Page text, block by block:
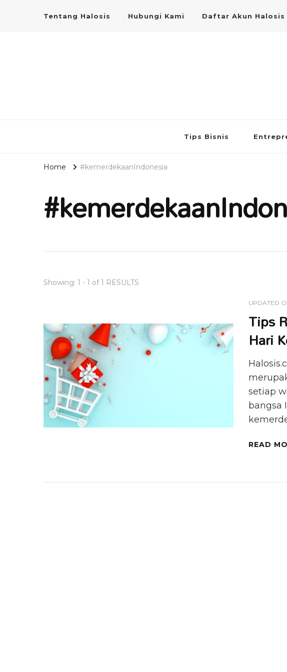
Tentang Halosis Hubungi Kami Daftar Akun Halosis
Tips Bisnis
Home #kemerdekaanIndonesia
Showing: 1 - 1 of 1 RESULTS
UPDATED
Tips
Hari
setiap
bangsa
READ